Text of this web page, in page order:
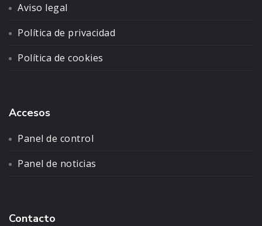
Aviso legal
Política de privacidad
Política de cookies
Accesos
Panel de control
Panel de noticias
Contacto